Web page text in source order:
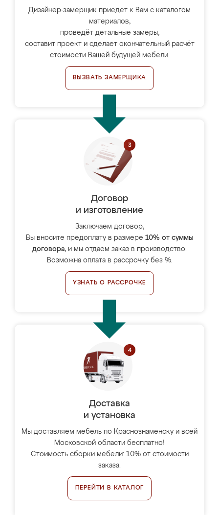
Дизайнер-замерщик приедет к Вам с каталогом
материалов,
проведёт детальные замеры,
составит проект и сделает окончательный расчёт
стоимости Вашей будущей мебели.
ВЫЗВАТЬ ЗАМЕРЩИКА
Договор
и изготовление
Заключаем договор,
Вы вносите предоплату в размере 10% от суммы
договора, и мы отдаём заказ в производство.
Возможна оплата в рассрочку без %.
УЗНАТЬ О РАССРОЧКЕ
Доставка
и установка
Мы доставляем мебель по Краснознаменску и всей
Московской области бесплатно!
Стоимость сборки мебели: 10% от стоимости
заказа.
ПЕРЕЙТИ В КАТАЛОГ